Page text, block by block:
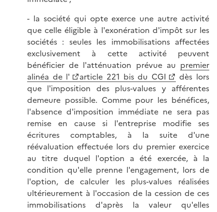
- la société qui opte exerce une autre activité
que celle éligible à l'exonération d'impôt sur les
sociétés : seules les immobilisations affectées
exclusivement à cette activité peuvent
bénéficier de l'atténuation prévue au premier
alinéa de l'
article 221 bis du CGI
dès lors
que l'imposition des plus-values y afférentes
demeure possible. Comme pour les bénéfices,
l'absence d'imposition immédiate ne sera pas
remise en cause si l'entreprise modifie ses
écritures comptables, à la suite d'une
réévaluation effectuée lors du premier exercice
au titre duquel l'option a été exercée, à la
condition qu'elle prenne l'engagement, lors de
l'option, de calculer les plus-values réalisées
ultérieurement à l'occasion de la cession de ces
immobilisations d'après la valeur qu'elles